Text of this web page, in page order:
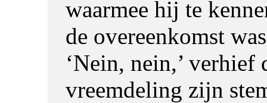
waarmee hij te
de overeenkomst
‘Nein, nein,’ verhief
vreemdeling zijn